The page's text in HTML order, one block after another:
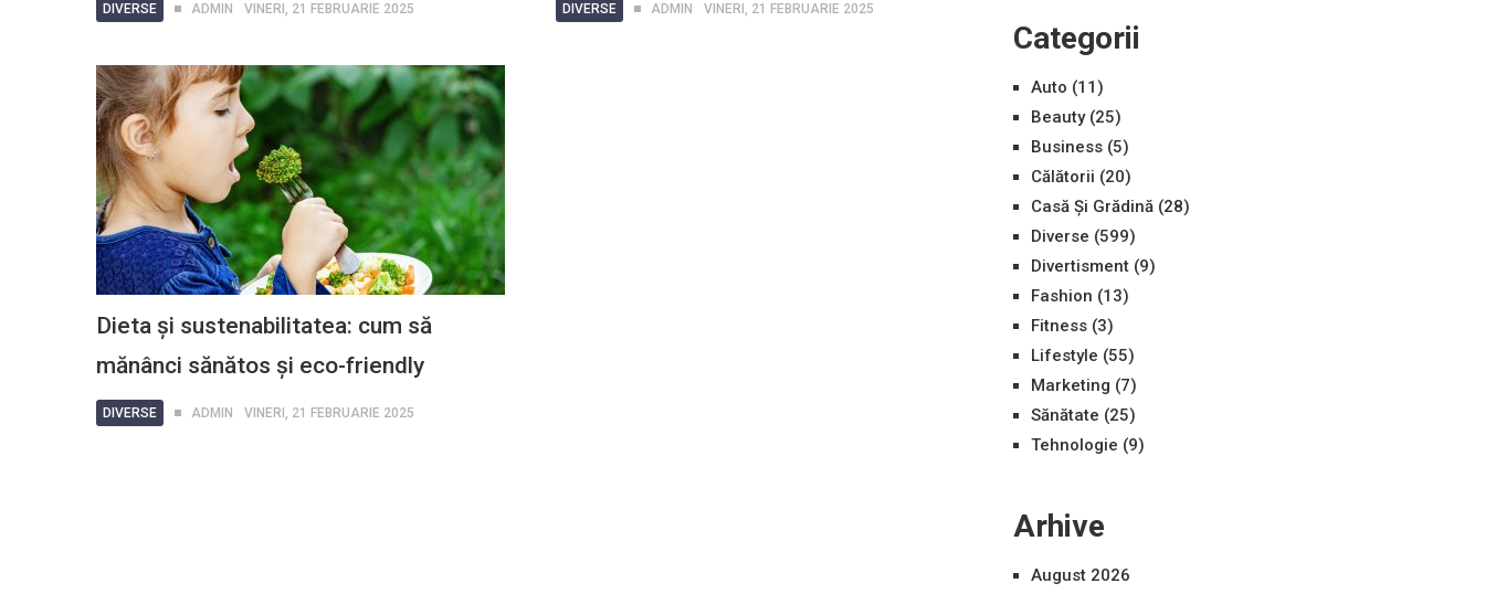
DIVERSE ADMIN VINERI, 21 FEBRUARIE 2025 DIVERSE ADMIN VINERI, 21 FEBRUARIE 2025
Dieta și sustenabilitatea: cum să
mănânci sănătos și eco-friendly
DIVERSE ADMIN VINERI, 21 FEBRUARIE 2025
Categorii
Auto (11)
Beauty(25)
Business (5)
Călătorii (20)
Casă Și Grădină (28)
Diverse (599)
Divertisment (9)
Fashion (13)
Fitness (3)
Lifestyle (55)
Marketing (7)
Sănătate (25)
Tehnologie (9)
Arhive
August 2026